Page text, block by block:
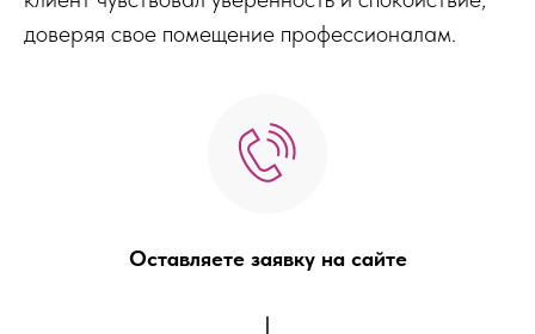
доверяя свое помещение профессионалам.
Оставляете заявку на сайте